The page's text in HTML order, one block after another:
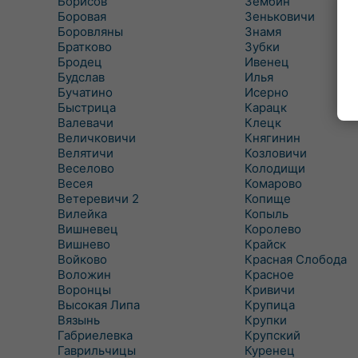
Боровая
Боровляны
Братково
Бродец
Будслав
Бучатино
Быстрица
Валевачи
Величковичи
Велятичи
Веселово
Весея
Ветеревичи 2
Вилейка
Вишневец
Вишнево
Войково
Воложин
Воронцы
Высокая Липа
Вязынь
Габриелевка
Гаврильчицы
Зеньковичи
Знамя
Зубки
Ивенец
Илья
Исерно
Карацк
Клецк
Княгинин
Козловичи
Колодищи
Комарово
Копище
Копыль
Королево
Крайск
Красная Слобода
Красное
Кривичи
Крупица
Крупки
Крупский
Куренец